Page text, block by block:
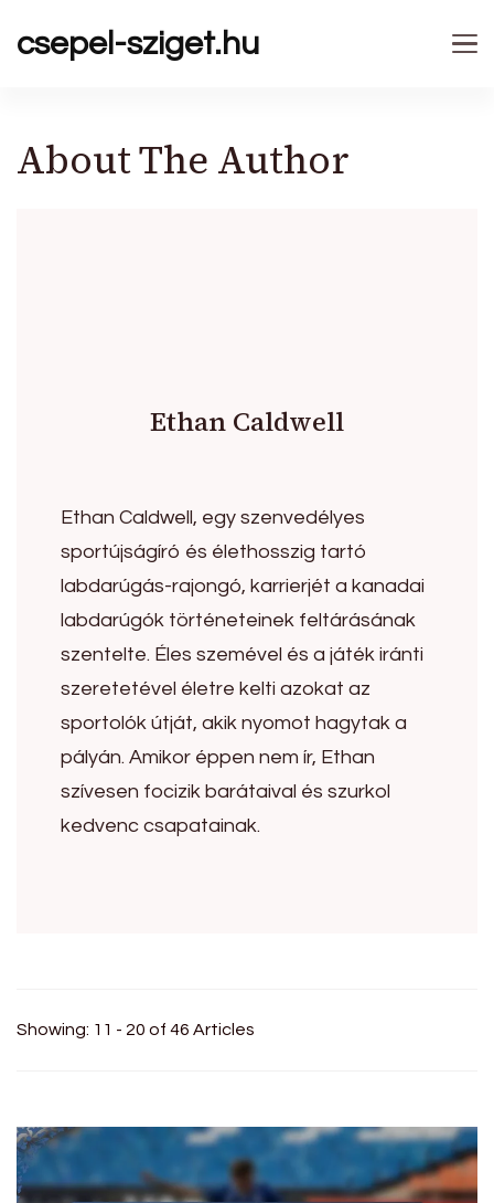
csepel-sziget.hu
About The Author
Ethan Caldwell
Ethan Caldwell, egy szenvedélyes
sportújságíró és élethosszig tartó
labdarúgás-rajongó, karrierjét a kanadai
labdarúgók történeteinek feltárásának
szentelte. Éles szemével és a játék iránti
szeretetével életre kelti azokat az
sportolók útját, akik nyomot hagytak a
pályán. Amikor éppen nem ír, Ethan
szívesen focizik barátaival és szurkol
kedvenc csapatainak.
Showing: 11 - 20 of 46 Articles